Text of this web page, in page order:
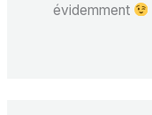
évidemment